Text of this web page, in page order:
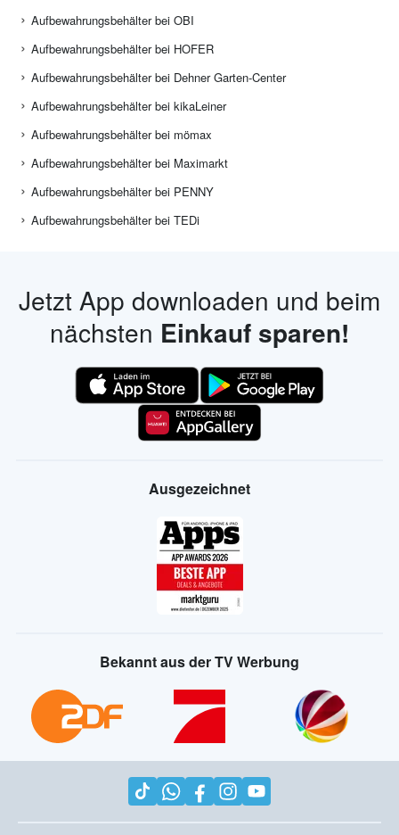
Aufbewahrungsbehälter bei OBI
Aufbewahrungsbehälter bei HOFER
Aufbewahrungsbehälter bei Dehner Garten-Center
Aufbewahrungsbehälter bei kikaLeiner
Aufbewahrungsbehälter bei mömax
Aufbewahrungsbehälter bei Maximarkt
Aufbewahrungsbehälter bei PENNY
Aufbewahrungsbehälter bei TEDi
Jetzt App downloaden und beim
nächsten Einkauf sparen!
Ausgezeichnet
Bekannt aus der TV Werbung